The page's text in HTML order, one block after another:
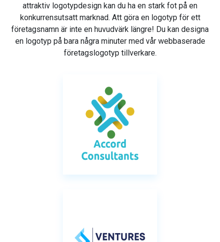
attraktiv logotypdesign kan du ha en stark fot på en
konkurrensutsatt marknad. Att göra en logotyp för ett
företagsnamn är inte en huvudvärk längre! Du kan designa
en logotyp på bara några minuter med vår webbaserade
företagslogotyp tillverkare.